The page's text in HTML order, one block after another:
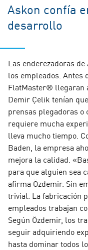
Askon confía
desarrollo
Las enderezadoras
los empleados. Antes
FlatMaster® llegaran
Demir Çelik tenían
prensas plegadoras o
requiere mucha
lleva mucho tiempo.
Baden, la empresa
mejora la calidad.
para que alguien sea
afirma Özdemir. Sin
trivial. La fabricación
empleados trabajan
Según Özdemir, los
seguir adquiriendo
hasta dominar todos